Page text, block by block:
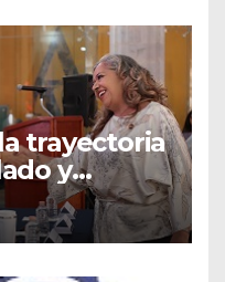
trayectoria
y